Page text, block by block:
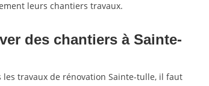
leurs chantiers travaux.
des chantiers à Sainte-
travaux de rénovation Sainte-tulle, il faut